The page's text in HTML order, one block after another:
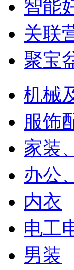
智能
关联
聚宝
机械
服饰
家装
办公
内衣
电工
男装